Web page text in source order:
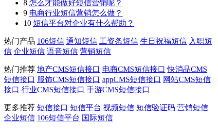
8 怎么才能做好短信营销呢？
9 电商行业短信营销怎么做？
10 短信平台对企业有什么帮助？
热门产品 106短信 通知短信 工资条短信 生日祝福短信 入职短
信 企业短信 语音短信 营销短信
热门推荐 地产CMS短信接口 电商CMS短信接口 快消品CMS
短信接口 服饰CMS短信接口 appCMS短信接口 网站CMS短信
接口 行业CMS短信接口 手游CMS短信接口
更多推荐 短信接口 短信平台 视频短信 短信验证码 营销短信
企业短信 106短信平台 国际短信